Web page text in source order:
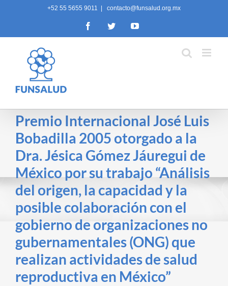
+52 55 5655 9011 contacto@funsalud.org.mx
FacebookTwitterYouTube
Premio Internacional José Luis
Bobadilla 2005 otorgado a la
Dra. Jésica Gómez Jáuregui de
México por su trabajo “Análisis
del origen, la capacidad y la
posible colaboración con el
gobierno de organizaciones no
gubernamentales (ONG) que
realizan actividades de salud
reproductiva en México”